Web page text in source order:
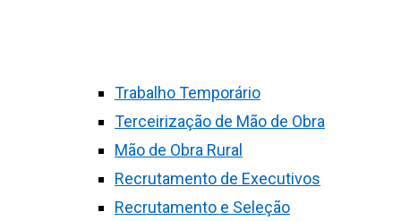
Trabalho Temporário
Terceirização de Mão de Obra
Mão de Obra Rural
Recrutamento de Executivos
Recrutamento e Seleção